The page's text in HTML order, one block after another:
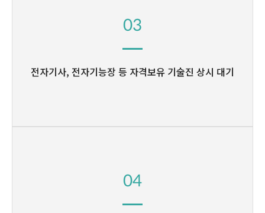
03
전자기사, 전자기능장 등 자격보유 기술진 상시 대기
04